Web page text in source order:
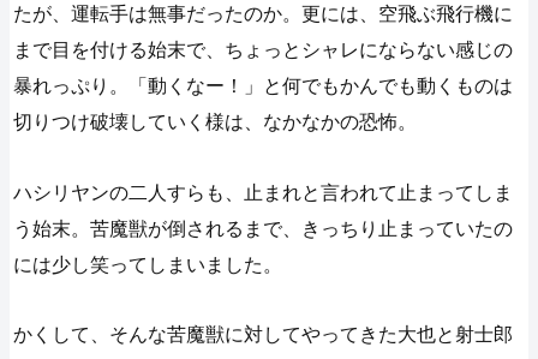
たが、運転手は無事だったのか。更には、空飛ぶ飛行機に
まで目を付ける始末で、ちょっとシャレにならない感じの
暴れっぷり。「動くなー！」と何でもかんでも動くものは
切りつけ破壊していく様は、なかなかの恐怖。
ハシリヤンの二人すらも、止まれと言われて止まってしま
う始末。苦魔獣が倒されるまで、きっちり止まっていたの
には少し笑ってしまいました。
かくして、そんな苦魔獣に対してやってきた大也と射士郎